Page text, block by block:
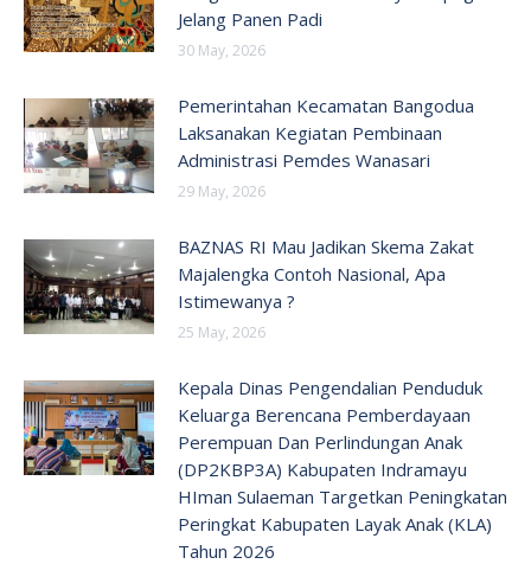
Jelang Panen Padi
30 May, 2026
Pemerintahan Kecamatan Bangodua
Laksanakan Kegiatan Pembinaan
Administrasi Pemdes Wanasari
29 May, 2026
BAZNAS RI Mau Jadikan Skema Zakat
Majalengka Contoh Nasional, Apa
Istimewanya ?
25 May, 2026
Kepala Dinas Pengendalian Penduduk
Keluarga Berencana Pemberdayaan
Perempuan Dan Perlindungan Anak
(DP2KBP3A) Kabupaten Indramayu
HIman Sulaeman Targetkan Peningkatan
Peringkat Kabupaten Layak Anak (KLA)
Tahun 2026